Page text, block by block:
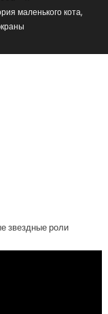
маленького кота,